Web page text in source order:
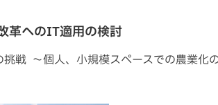
へのIT適用の検討
戦 ～個人、小規模スペースでの農業化